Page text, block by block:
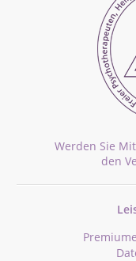
Werden Sie
den